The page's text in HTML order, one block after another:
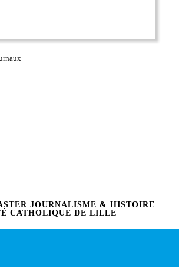
JOURNALISME & HISTOIRE
CATHOLIQUE DE LILLE